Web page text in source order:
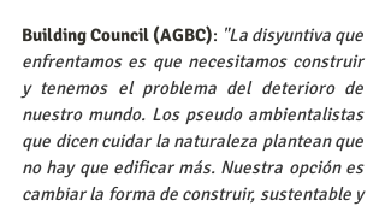
Building Council (AGBC): "La disyuntiva que
enfrentamos es que necesitamos construir
y tenemos el problema del deterioro de
nuestro mundo. Los pseudo ambientalistas
que dicen cuidar la naturaleza plantean que
no hay que edificar más. Nuestra opción es
cambiar la forma de construir, sustentable y